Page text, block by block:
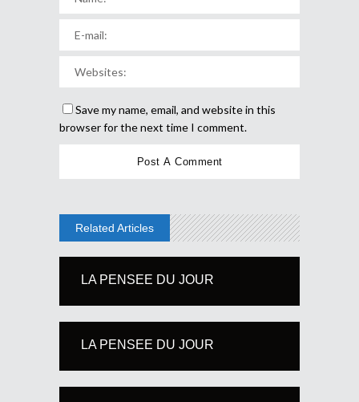
Save my name, email, and website in this
browser for the next time I comment.
Related Articles
LA PENSEE DU JOUR
LA PENSEE DU JOUR